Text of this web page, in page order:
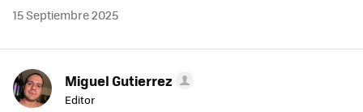
15 Septiembre 2025
Miguel Gutierrez
Editor